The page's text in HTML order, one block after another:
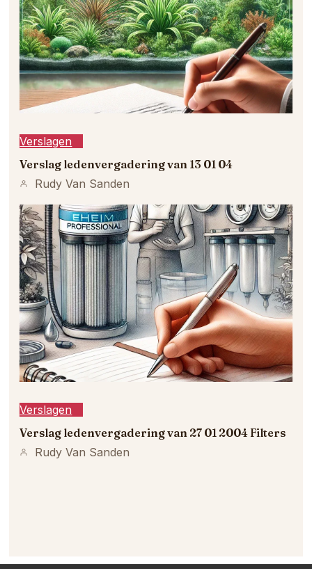
Verslagen
Verslag ledenvergadering van 13 01 04
Rudy Van Sanden
Verslagen
Verslag ledenvergadering van 27 01 2004 Filters
Rudy Van Sanden